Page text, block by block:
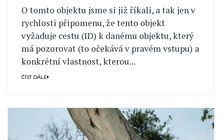
O tomto objektu jsme si již říkali, a tak jen v
rychlosti připomenu, že tento objekt
vyžaduje cestu (ID) k danému objektu, který
má pozorovat (to očekává v pravém vstupu) a
konkrétní vlastnost, kterou...
ČÍST DÁLE